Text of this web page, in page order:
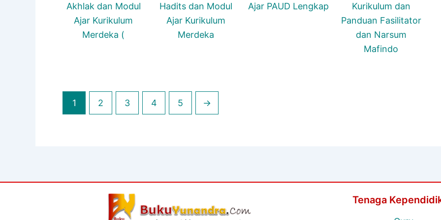
Akhlak dan Modul
Ajar Kurikulum
Merdeka (
Hadits dan Modul
Ajar Kurikulum
Merdeka
Ajar PAUD Lengkap
Kurikulum dan
Panduan Fasilitator
dan Narsum
Mafindo
1 2 3 4 5 →
Tenaga